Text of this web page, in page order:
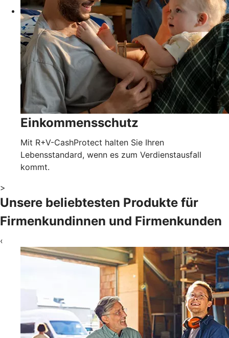
Einkommensschutz
Mit R+V-CashProtect halten Sie Ihren
Lebensstandard, wenn es zum Verdienstausfall
kommt.
>
Unsere beliebtesten Produkte für
Firmenkundinnen und Firmenkunden
‹